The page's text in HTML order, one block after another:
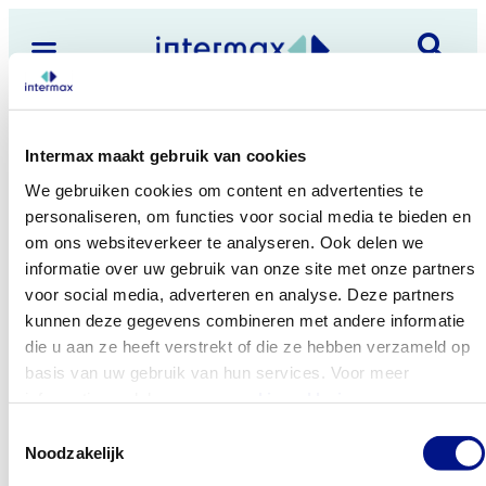
Intermax maakt gebruik van cookies
We gebruiken cookies om content en advertenties te
personaliseren, om functies voor social media te bieden en
om ons websiteverkeer te analyseren. Ook delen we
informatie over uw gebruik van onze site met onze partners
voor social media, adverteren en analyse. Deze partners
kunnen deze gegevens combineren met andere informatie
die u aan ze heeft verstrekt of die ze hebben verzameld op
basis van uw gebruik van hun services. Voor meer
Noodzakelijk
Dienstverband:
Vacatures
Vacature overzicht
Jouw baan bij Intermax
Meer over Intermax
De mensen van Intermax